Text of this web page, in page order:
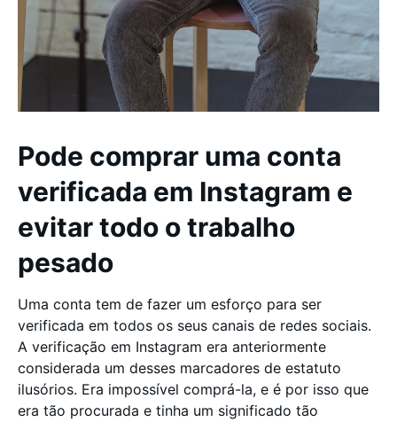
Pode comprar uma conta
verificada em Instagram e
evitar todo o trabalho
pesado
Uma conta tem de fazer um esforço para ser
verificada em todos os seus canais de redes sociais.
A verificação em Instagram era anteriormente
considerada um desses marcadores de estatuto
ilusórios. Era impossível comprá-la, e é por isso que
era tão procurada e tinha um significado tão